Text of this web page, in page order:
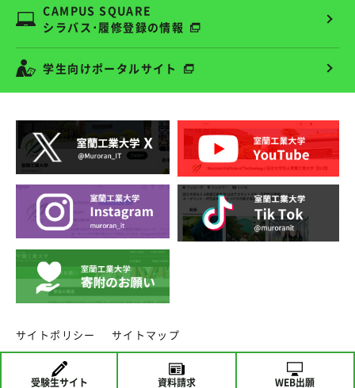
受験生サイト 資料請求 WEB出願
CAMPUS SQUARE
シラバス･履修登録の情報
学生向けポータルサイト
サイトポリシー サイトマップ
copyright ⓒ MURORAN INSTITUTE OF TECHNOLOGY.